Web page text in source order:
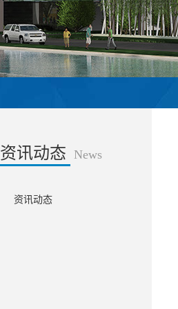
资讯动态 News
资讯动态